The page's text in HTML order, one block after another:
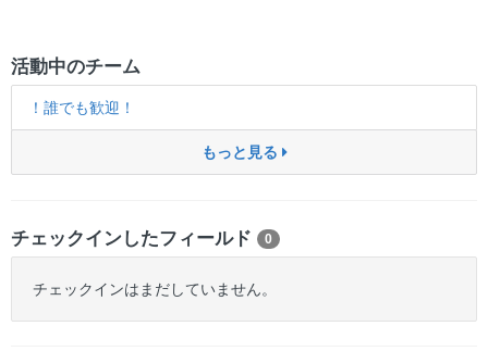
活動中のチーム
！誰でも歓迎！
もっと見る
チェックインしたフィールド 0
チェックインはまだしていません。